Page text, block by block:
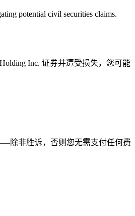
potential civil securities claims.
Inc. 证券并遭受损失，您可能
除非胜诉，否则您无需支付任何费